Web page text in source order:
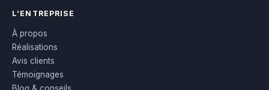
L’ENTREPRISE
À propos
Réalisations
Avis clients
Témoignages